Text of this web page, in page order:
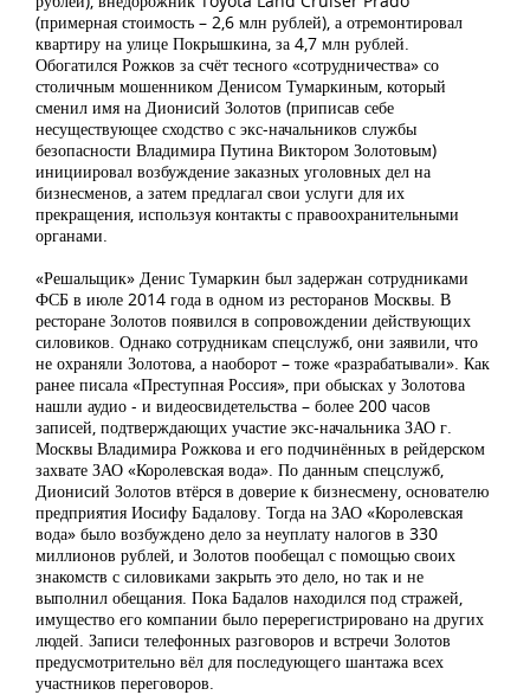
(примерная стоимость – 2,6 млн рублей), а отремонтировал
квартиру на улице Покрышкина, за 4,7 млн рублей.
Обогатился Рожков за счёт тесного «сотрудничества» со
столичным мошенником Денисом Тумаркиным, который
сменил имя на Дионисий Золотов (приписав себе
несуществующее сходство с экс-начальников службы
безопасности Владимира Путина Виктором Золотовым)
инициировал возбуждение заказных уголовных дел на
бизнесменов, а затем предлагал свои услуги для их
прекращения, используя контакты с правоохранительными
органами.
«Решальщик» Денис Тумаркин был задержан сотрудниками
ФСБ в июле 2014 года в одном из ресторанов Москвы. В
ресторане Золотов появился в сопровождении действующих
силовиков. Однако сотрудникам спецслужб, они заявили, что
не охраняли Золотова, а наоборот – тоже «разрабатывали». Как
ранее писала «Преступная Россия», при обысках у Золотова
нашли аудио - и видеосвидетельства – более 200 часов
записей, подтверждающих участие экс-начальника ЗАО г.
Москвы Владимира Рожкова и его подчинённых в рейдерском
захвате ЗАО «Королевская вода». По данным спецслужб,
Дионисий Золотов втёрся в доверие к бизнесмену, основателю
предприятия Иосифу Бадалову. Тогда на ЗАО «Королевская
вода» было возбуждено дело за неуплату налогов в 330
миллионов рублей, и Золотов пообещал с помощью своих
знакомств с силовиками закрыть это дело, но так и не
выполнил обещания. Пока Бадалов находился под стражей,
имущество его компании было перерегистрировано на других
людей. Записи телефонных разговоров и встречи Золотов
предусмотрительно вёл для последующего шантажа всех
участников переговоров.